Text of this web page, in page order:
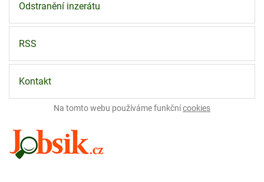
Odstranění inzerátu
RSS
Kontakt
Na tomto webu používáme funkčnícookies